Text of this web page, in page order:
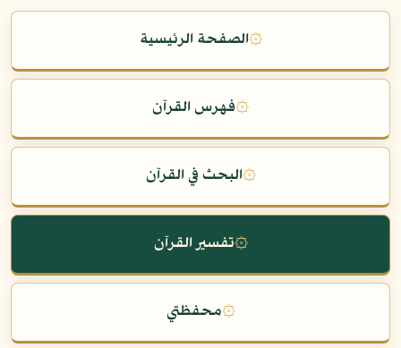
۞الصفحة الرئيسية
۞فهرس القرآن
۞البحث في القرآن
۞تفسير القرآن
۞محفظتي